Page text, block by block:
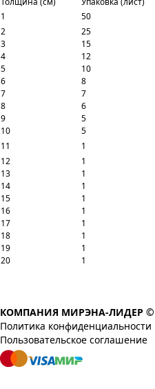
1
50
2
25
3
15
4
12
5
10
6
8
7
7
8
6
9
5
10
5
11
1
12
1
13
1
14
1
15
1
16
1
17
1
18
1
19
1
20
1
КОМПАНИЯ МИРЭНА-ЛИДЕР ©
Политика конфиденциальности
Пользовательское соглашение